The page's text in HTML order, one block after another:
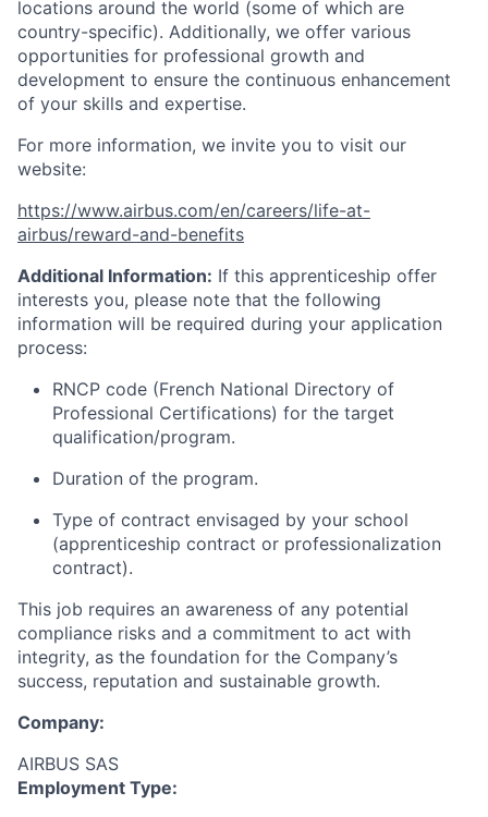
locations around the world (some of which are
country-specific). Additionally, we offer various
opportunities for professional growth and
development to ensure the continuous enhancement
of your skills and expertise.
For more information, we invite you to visit our
website:
https://www.airbus.com/en/careers/life-at-
airbus/reward-and-benefits
Additional Information: If this apprenticeship offer
interests you, please note that the following
information will be required during your application
process:
RNCP code (French National Directory of
Professional Certifications) for the target
qualification/program.
Duration of the program.
Type of contract envisaged by your school
(apprenticeship contract or professionalization
contract).
This job requires an awareness of any potential
compliance risks and a commitment to act with
integrity, as the foundation for the Company’s
success, reputation and sustainable growth.
Company:
AIRBUS SAS
Employment Type: